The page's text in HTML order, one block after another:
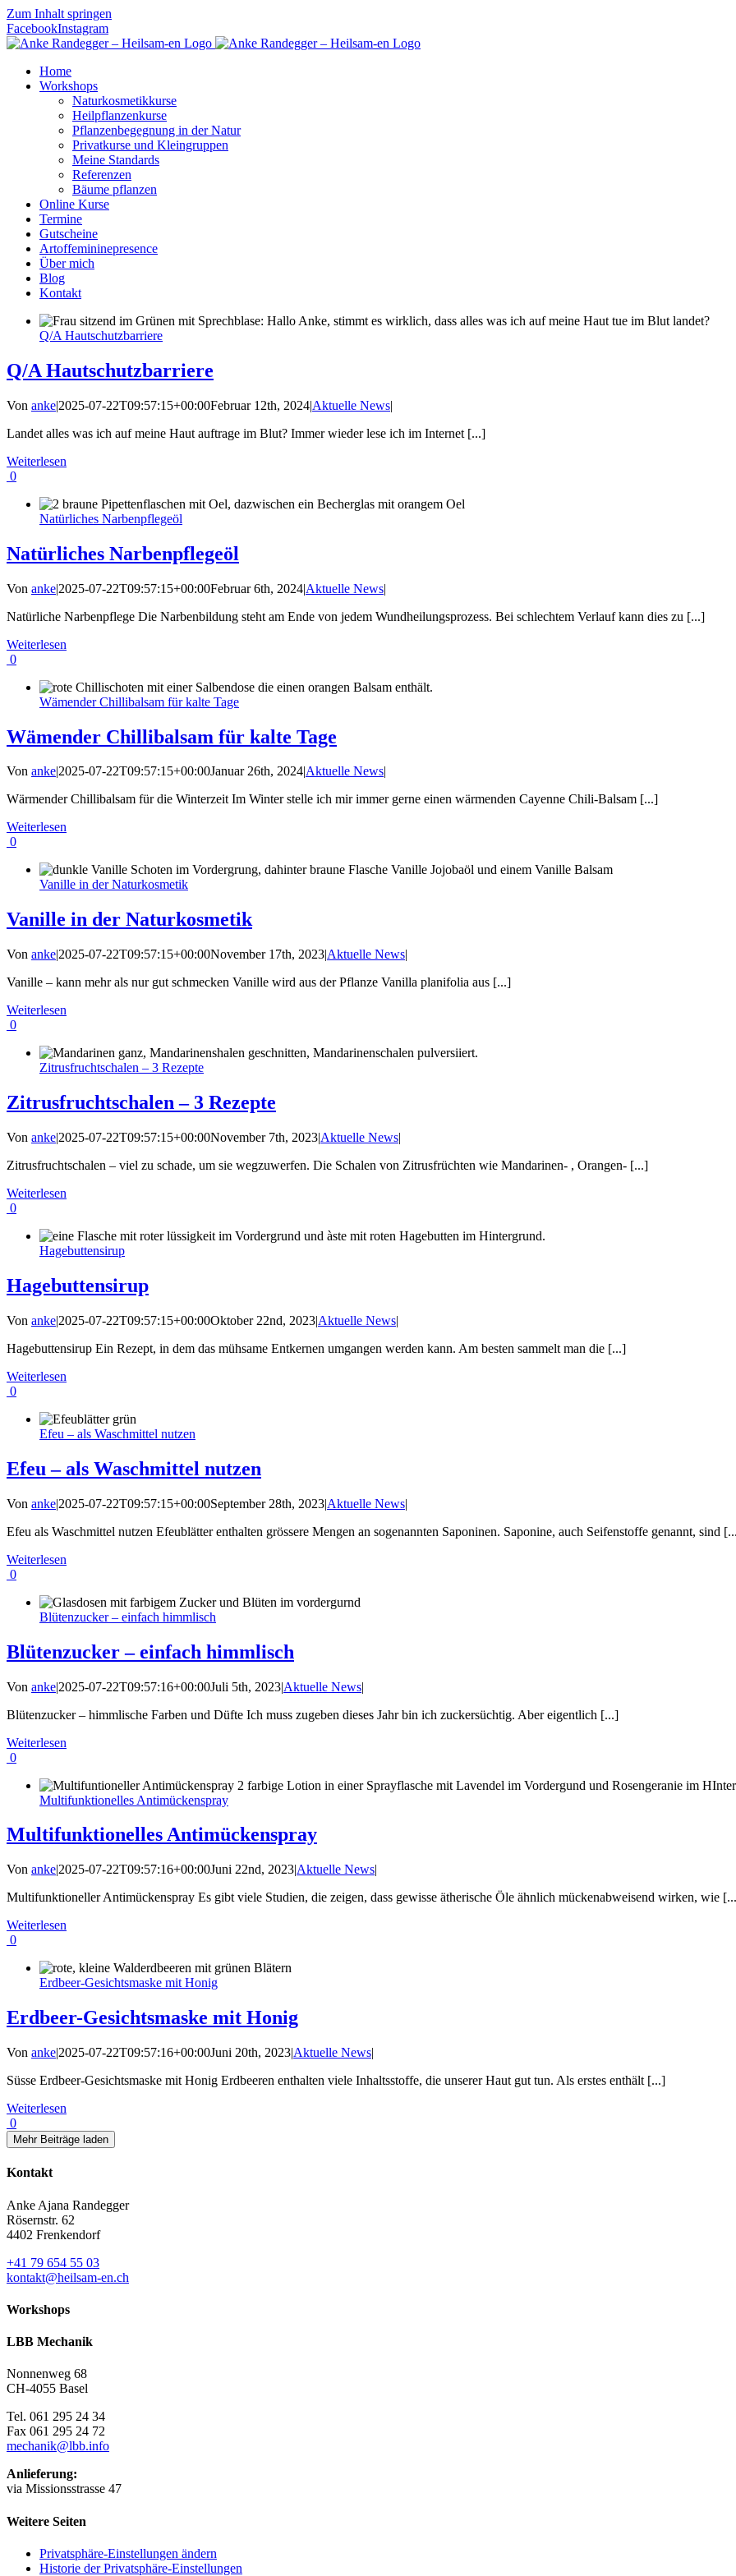
Zum Inhalt springen
FacebookInstagram
Home
Workshops
Naturkosmetikkurse
Heilpflanzenkurse
Pflanzenbegegnung in der Natur
Privatkurse und Kleingruppen
Meine Standards
Referenzen
Bäume pflanzen
Online Kurse
Termine
Gutscheine
Artoffemininepresence
Über mich
Blog
Kontakt
Q/A Hautschutzbarriere
Q/A Hautschutzbarriere
Von anke|2025-07-22T09:57:15+00:00Februar 12th, 2024|Aktuelle News|
Landet alles was ich auf meine Haut auftrage im Blut? Immer wieder lese ich im Internet [...]
Weiterlesen
0
Natürliches Narbenpflegeöl
Natürliches Narbenpflegeöl
Von anke|2025-07-22T09:57:15+00:00Februar 6th, 2024|Aktuelle News|
Natürliche Narbenpflege Die Narbenbildung steht am Ende von jedem Wundheilungsprozess. Bei schlechtem Verlauf kann dies zu [...]
Weiterlesen
0
Wämender Chillibalsam für kalte Tage
Wämender Chillibalsam für kalte Tage
Von anke|2025-07-22T09:57:15+00:00Januar 26th, 2024|Aktuelle News|
Wärmender Chillibalsam für die Winterzeit Im Winter stelle ich mir immer gerne einen wärmenden Cayenne Chili-Balsam [...]
Weiterlesen
0
Vanille in der Naturkosmetik
Vanille in der Naturkosmetik
Von anke|2025-07-22T09:57:15+00:00November 17th, 2023|Aktuelle News|
Vanille – kann mehr als nur gut schmecken Vanille wird aus der Pflanze Vanilla planifolia aus [...]
Weiterlesen
0
Zitrusfruchtschalen – 3 Rezepte
Zitrusfruchtschalen – 3 Rezepte
Von anke|2025-07-22T09:57:15+00:00November 7th, 2023|Aktuelle News|
Zitrusfruchtschalen – viel zu schade, um sie wegzuwerfen. Die Schalen von Zitrusfrüchten wie Mandarinen- , Orangen- [...]
Weiterlesen
0
Hagebuttensirup
Hagebuttensirup
Von anke|2025-07-22T09:57:15+00:00Oktober 22nd, 2023|Aktuelle News|
Hagebuttensirup Ein Rezept, in dem das mühsame Entkernen umgangen werden kann. Am besten sammelt man die [...]
Weiterlesen
0
Efeu – als Waschmittel nutzen
Efeu – als Waschmittel nutzen
Von anke|2025-07-22T09:57:15+00:00September 28th, 2023|Aktuelle News|
Efeu als Waschmittel nutzen Efeublätter enthalten grössere Mengen an sogenannten Saponinen. Saponine, auch Seifenstoffe genannt, sind
Weiterlesen
0
Blütenzucker – einfach himmlisch
Blütenzucker – einfach himmlisch
Von anke|2025-07-22T09:57:16+00:00Juli 5th, 2023|Aktuelle News|
Blütenzucker – himmlische Farben und Düfte Ich muss zugeben dieses Jahr bin ich zuckersüchtig. Aber eigentlich [...]
Weiterlesen
0
Multifunktionelles Antimückenspray
Multifunktionelles Antimückenspray
Von anke|2025-07-22T09:57:16+00:00Juni 22nd, 2023|Aktuelle News|
Multifunktioneller Antimückenspray Es gibt viele Studien, die zeigen, dass gewisse ätherische Öle ähnlich mückenabweisend wirken, wie
Weiterlesen
0
Erdbeer-Gesichtsmaske mit Honig
Erdbeer-Gesichtsmaske mit Honig
Von anke|2025-07-22T09:57:16+00:00Juni 20th, 2023|Aktuelle News|
Süsse Erdbeer-Gesichtsmaske mit Honig Erdbeeren enthalten viele Inhaltsstoffe, die unserer Haut gut tun. Als erstes enthält [...]
Weiterlesen
0
Mehr Beiträge laden
Kontakt
Anke Ajana Randegger
Rösernstr. 62
4402 Frenkendorf
+41 79 654 55 03
kontakt@heilsam-en.ch
Workshops
LBB Mechanik
Nonnenweg 68
CH-4055 Basel
Tel. 061 295 24 34
Fax 061 295 24 72
mechanik@lbb.info
Anlieferung:
via Missionsstrasse 47
Weitere Seiten
Privatsphäre-Einstellungen ändern
Historie der Privatsphäre-Einstellungen